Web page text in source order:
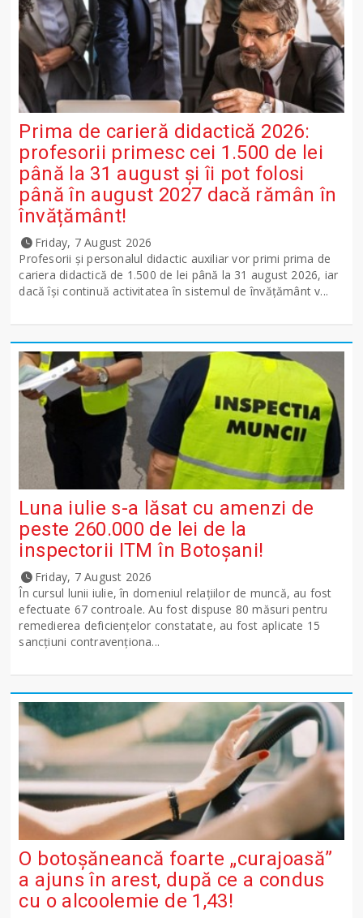
Prima de carieră didactică 2026:
profesorii primesc cei 1.500 de lei
până la 31 august și îi pot folosi
până în august 2027 dacă rămân în
învățământ!
Friday, 7 August 2026
Profesorii și personalul didactic auxiliar vor primi prima de
cariera didactică de 1.500 de lei până la 31 august 2026, iar
dacă își continuă activitatea în sistemul de învățământ v...
Luna iulie s-a lăsat cu amenzi de
peste 260.000 de lei de la
inspectorii ITM în Botoșani!
Friday, 7 August 2026
În cursul lunii iulie, în domeniul relațiilor de muncă, au fost
efectuate 67 controale. Au fost dispuse 80 măsuri pentru
remedierea deficiențelor constatate, au fost aplicate 15
sancţiuni contravenționa...
O botoșăneancă foarte „curajoasă”
a ajuns în arest, după ce a condus
cu o alcoolemie de 1,43!